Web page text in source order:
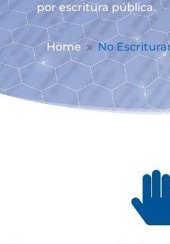
por escritura pública.
Home 9 No